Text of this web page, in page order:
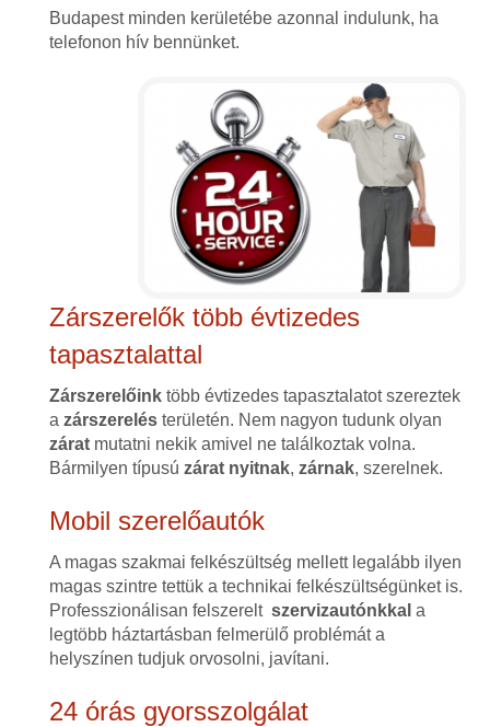
Budapest minden kerületébe azonnal indulunk, ha
telefonon hív bennünket.
Zárszerelők több évtizedes
tapasztalattal
Zárszerelőinktöbb évtizedes tapasztalatot szereztek
a zárszerelésterületén. Nem nagyon tudunk olyan
záratmutatni nekik amivel ne találkoztak volna.
Bármilyen típusú zárat nyitnak, zárnak, szerelnek.
Mobil szerelőautók
A magas szakmai felkészültség mellett legalább ilyen
magas szintre tettük a technikai felkészültségünket is.
Professzionálisan felszerelt szervizautónkkal a
legtöbb háztartásban felmerülő problémát a
helyszínen tudjuk orvosolni, javítani.
24 órás gyorsszolgálat